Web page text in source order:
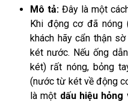
Mô tả:Đây là một
Khi động cơ đã nóng
khách hãy cẩn thận
két nước. Nếu ống
két) rất nóng, bỏng
(nước từ két về động
là một dấu hiệu